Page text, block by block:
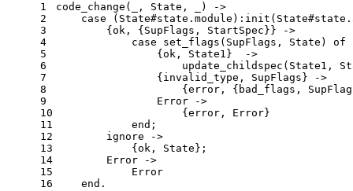
1
2
3
4
5
6
7
8
9
10
11
12
13
14
15
16
code_change(_, State, _) ->
case
	{ok, {SupFlags, StartSpec}} ->
	    case set_flags(SupFlags, State) of
		{ok, State1}  ->
update_childspec(State1,
		{invalid_type, SupFlags} ->
{error, {bad_flags,
		Error ->
		    {error, Error}
	    end;
	ignore ->
	    {ok, State};
	Error ->
	    Error
    end.